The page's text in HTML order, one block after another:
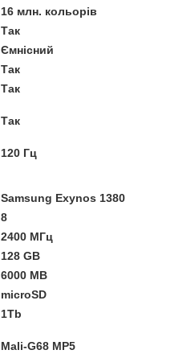
16 млн. кольорів
Так
Ємнісний
Так
Так
Так
120 Гц
Samsung Exynos 1380
8
2400 МГц
128 GB
6000 MB
microSD
1Tb
Mali-G68 MP5